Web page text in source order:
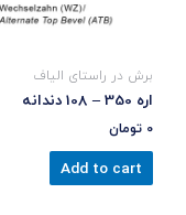
برش در راستای الیاف
اره 350 – 108 دندانه
0 تومان
Add to cart